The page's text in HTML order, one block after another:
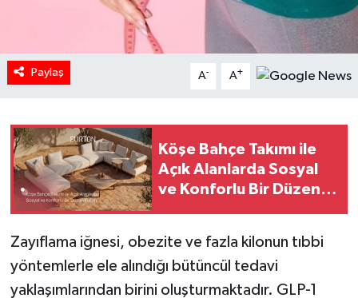
Paylaş A- A+
Köşe Bahçe Takımı ile
Açık Alanlarda Sosyal
ve Konforlu Bir Düzen
Zayıflama iğnesi, obezite ve fazla kilonun tıbbi
yöntemlerle ele alındığı bütüncül tedavi
yaklaşımlarından birini oluşturmaktadır. GLP-1
HABERDE İNSAN
İlginç
MAGAZİN
Oyun
RESMİ İLANLAR